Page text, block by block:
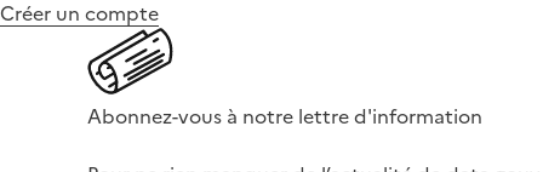
Créer un compte
Abonnez-vous à notre lettre d'information